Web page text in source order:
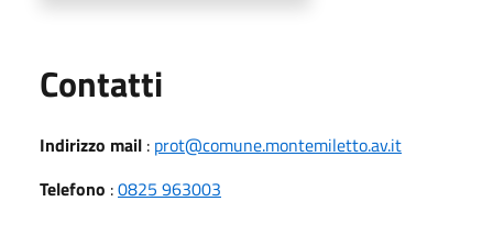
Contatti
Indirizzo mail : prot@comune.montemiletto.av.it
Telefono :0825 963003